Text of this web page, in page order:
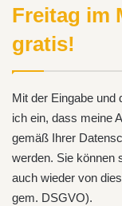
Freitag im
gratis!
Mit der Eingabe und
ich ein, dass meine
gemäß Ihrer
werden. Sie können
auch wieder von
gem. DSGVO).